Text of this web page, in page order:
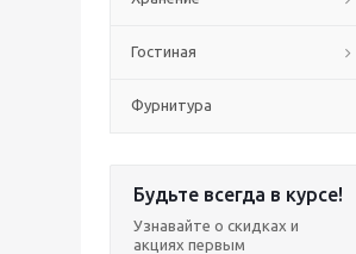
Гостиная
Фурнитура
Будьте всегда в курсе!
Узнавайте о скидках и
акциях первым